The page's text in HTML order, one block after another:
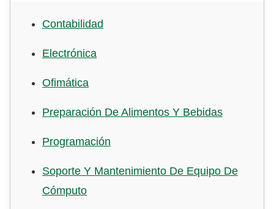
Contabilidad
Electrónica
Ofimática
Preparación De Alimentos Y Bebidas
Programación
Soporte Y Mantenimiento De Equipo De
Cómputo